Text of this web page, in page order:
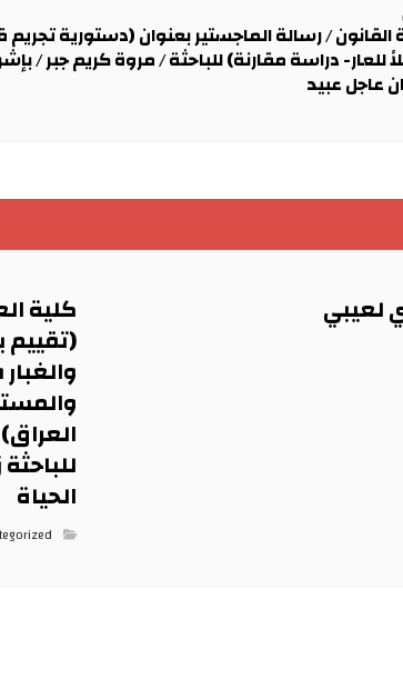
القانون / رسالة الماجستير بعنوان (دستورية تجريم
للعار- دراسة مقارنة) للباحثة / مروة كريم جبر /
عاجل عبيد
لعيبي كلية
(تقييم
الحياة